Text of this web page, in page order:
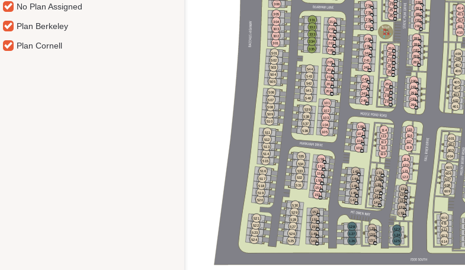
101
102
103
104
105
106
107
108
109
201
202
203
204
205
206
207
208
209
210
234
235
236
237
238
239
240
241
242
243
244
245
246
126
127
128
123
124
125
110
111
112
113
114
115
116
117
118
119
120
121
122
247
248
249
250
251
252
253
254
255
256
257
258
280
281
282
283
284
285
286
287
288
289
290
291
292
293
294
148
152
149
150
151
153
158
154
155
156
157
129
130
131
143
147
144
145
146
134
135
133
136
132
138
137
139
141
140
142
408
407
406
409
412
411
413
410
414
403
402
404
401
405
331
335
332
333
334
306
301
305
302
303
304
544
540
543
542
541
505
501
504
503
502
510
506
509
508
507
515
511
514
513
512
520
516
519
518
517
535
531
534
533
532
539
538
537
536
524
523
522
521
530
525
529
528
527
526
602
603
604
601
612
613
611
614
610
607
608
606
605
609
No Plan Assigned
Plan Berkeley
Plan Cornell